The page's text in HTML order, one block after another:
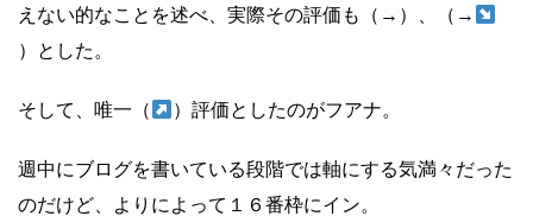
えない的なことを述べ、実際その評価も（→）、（→
）とした。
そして、唯一（ ）評価としたのがフアナ。
週中にブログを書いている段階では軸にする気満々だった
のだけど、よりによって１６番枠にイン。